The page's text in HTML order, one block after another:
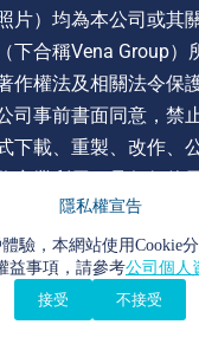
隱私權宣告
驗，本網站使用Cookie
益事項，請參考公司個人
接受
不接受
片）均為本公司或其
（下合稱Vena Group）
作權法及相關法令保
司事前書面同意，禁
下載、重製、改作、
商業利用。且任何使
不當影射、詆毀或貶損
旗下任何公司之形象
本公司將依法追究法